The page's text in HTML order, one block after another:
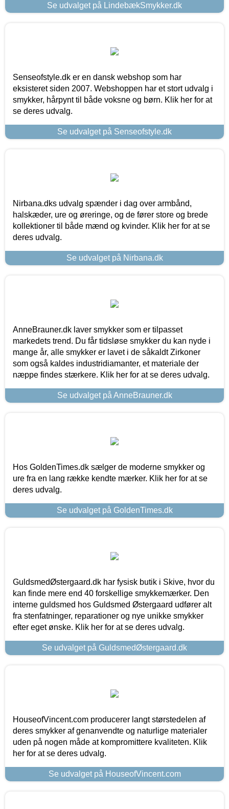
Se udvalget på LindebækSmykker.dk
Senseofstyle.dk er en dansk webshop som har
eksisteret siden 2007. Webshoppen har et stort udvalg i
smykker, hårpynt til både voksne og børn. Klik her for at
se deres udvalg.
Se udvalget på Senseofstyle.dk
Nirbana.dks udvalg spænder i dag over armbånd,
halskæder, ure og øreringe, og de fører store og brede
kollektioner til både mænd og kvinder. Klik her for at se
deres udvalg.
Se udvalget på Nirbana.dk
AnneBrauner.dk laver smykker som er tilpasset
markedets trend. Du får tidsløse smykker du kan nyde i
mange år, alle smykker er lavet i de såkaldt Zirkoner
som også kaldes industridiamanter, et materiale der
næppe findes stærkere. Klik her for at se deres udvalg.
Se udvalget på AnneBrauner.dk
Hos GoldenTimes.dk sælger de moderne smykker og
ure fra en lang række kendte mærker. Klik her for at se
deres udvalg.
Se udvalget på GoldenTimes.dk
GuldsmedØstergaard.dk har fysisk butik i Skive, hvor du
kan finde mere end 40 forskellige smykkemærker. Den
interne guldsmed hos Guldsmed Østergaard udfører alt
fra stenfatninger, reparationer og nye unikke smykker
efter eget ønske. Klik her for at se deres udvalg.
Se udvalget på GuldsmedØstergaard.dk
HouseofVincent.com producerer langt størstedelen af
deres smykker af genanvendte og naturlige materialer
uden på nogen måde at kompromittere kvaliteten. Klik
her for at se deres udvalg.
Se udvalget på HouseofVincent.com